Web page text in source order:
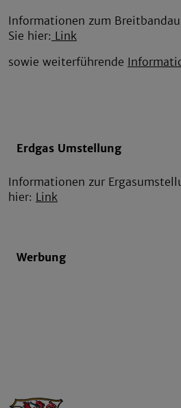
Informationen zum
Sie hier: Link
sowie weiterführende
Erdgas Umstellung
Informationen zur
hier: Link
Werbung